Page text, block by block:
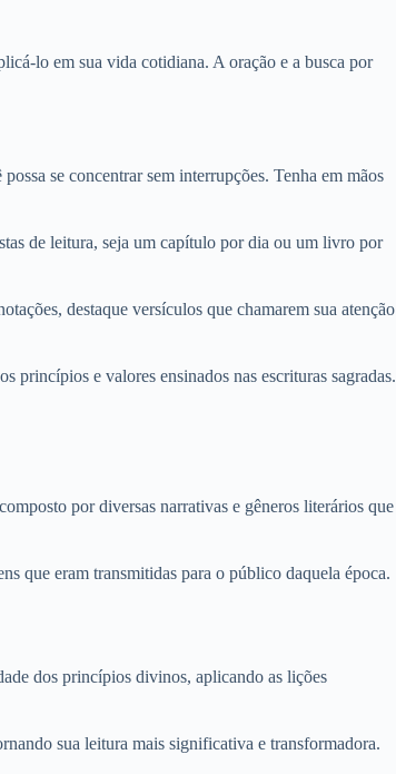
lo em sua vida cotidiana. A oração e a busca por
se concentrar sem interrupções. Tenha em mãos
de leitura, seja um capítulo por dia ou um livro por
destaque versículos que chamarem sua atenção
princípios e valores ensinados nas escrituras sagradas.
por diversas narrativas e gêneros literários que
que eram transmitidas para o público daquela época.
dos princípios divinos, aplicando as lições
sua leitura mais significativa e transformadora.